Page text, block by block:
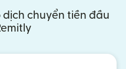
chuyển tiền đầu